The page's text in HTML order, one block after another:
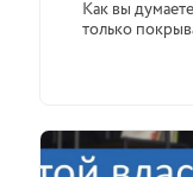
Как вы
только